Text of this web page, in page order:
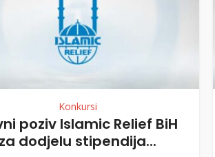
Konkursi
poziv Islamic ­­Relief BiH
za dodjelu stipendija...